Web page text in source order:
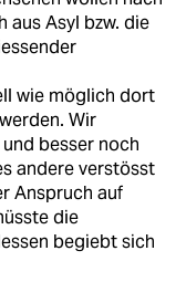
aus Asyl bzw. die
wie möglich dort
Wir
besser noch
andere verstösst
Anspruch auf
die
begiebt sich